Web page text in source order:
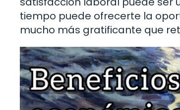
tiempo puede ofrecerte la
mucho más gratificante que